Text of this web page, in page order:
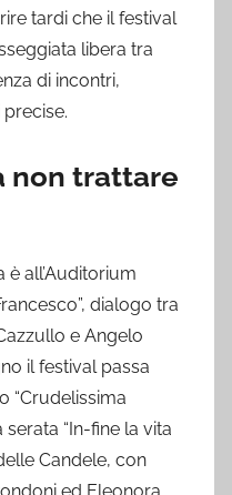
tardi che il festival
libera tra
di incontri,
non trattare
è all’Auditorium
dialogo tra
e Angelo
il festival passa
“Crudelissima
“In-fine la vita
Candele, con
ed Eleonora